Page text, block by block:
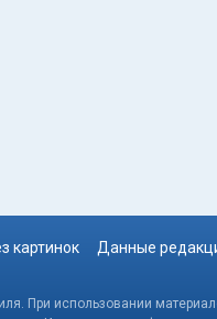
картинок Данные
При использовании